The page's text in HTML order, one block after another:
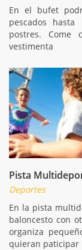
En el bufet
pescados
postres. Come
vestimenta
Pista
Deportes
En la pista
baloncesto con
organiza
quieran paticipar